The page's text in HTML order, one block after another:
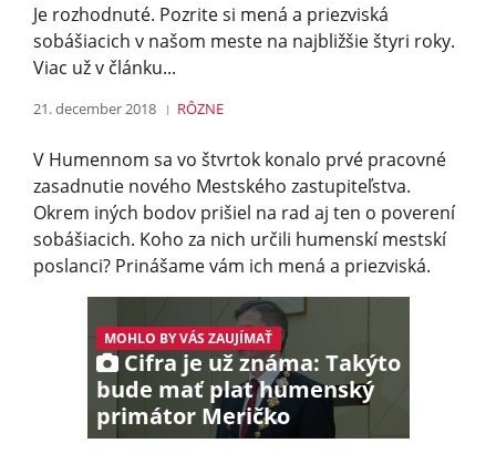
Je rozhodnuté. Pozrite si mená a priezviská
sobášiacich v našom meste na najbližšie štyri roky.
Viac už v článku...
21. december 2018 RÔZNE
V Humennom sa vo štvrtok konalo prvé pracovné
zasadnutie nového Mestského zastupiteľstva.
Okrem iných bodov prišiel na rad aj ten o poverení
sobášiacich. Koho za nich určili humenskí mestskí
poslanci? Prinášame vám ich mená a priezviská.
MOHLO BY VÁS ZAUJÍMAŤ
Cifra je už známa: Takýto
bude mať plat humenský
primátor Meričko